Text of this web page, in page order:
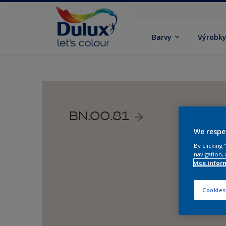
Barvy
BN.00.81
We
By clicking
navigation,
více